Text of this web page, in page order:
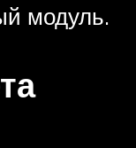
модуль.